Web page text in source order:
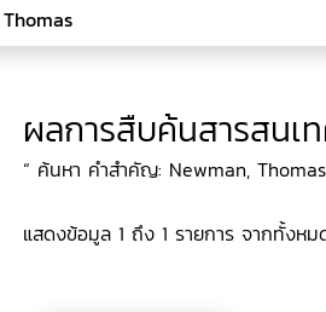
ผลการสืบค้นสารสนเ
“ ค้นหา คำสำคัญ: Newman,
แสดงข้อมูล 1 ถึง 1 รายการ จากทั้งหม